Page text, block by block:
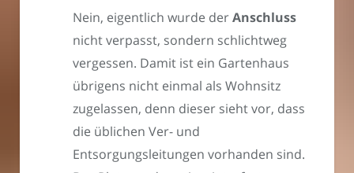
Nein, eigentlich wurde derAnschluss
nicht verpasst, sondern schlichtweg
vergessen. Damit ist ein Gartenhaus
übrigens nicht einmal als Wohnsitz
zugelassen, denn dieser sieht vor, dass
die üblichen Ver- und
Entsorgungsleitungen vorhanden sind.